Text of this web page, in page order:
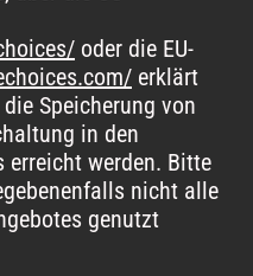
oder die EU-
erklärt
Speicherung von
in den
erreicht werden. Bitte
nicht alle
genutzt